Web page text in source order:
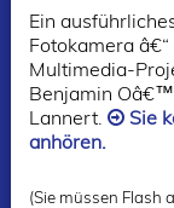
Ein
Fotokamera
Multimedia-
Benjamin
Lannert.
Sie
anhören.
(Sie müssen Flash